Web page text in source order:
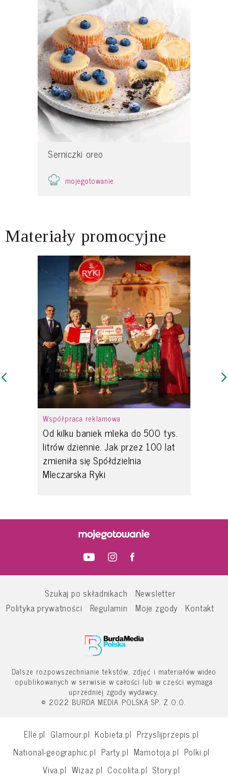
Serniczki oreo
mojegotowanie
Materiały promocyjne
Współpraca reklamowa
Od kilku baniek mleka do 500 tys.
litrów dziennie. Jak przez 100 lat
zmieniła się Spółdzielnia
Mleczarska Ryki
Szukaj po składnikach
Newsletter
Polityka prywatności
Regulamin Moje zgody Kontakt
Dalsze rozpowszechnianie tekstów, zdjęć i materiałów wideo
opublikowanych w serwisie w całości lub w części wymaga
uprzedniej zgody wydawcy.
© 2022 BURDA MEDIA POLSKA SP. Z O.O.
Elle.pl Glamour.pl Kobieta.pl Przyslijprzepis.pl
National-geographic.pl Party.pl Mamotoja.pl Polki.pl
Viva.pl Wizaz.pl Cocolita.pl Story.pl